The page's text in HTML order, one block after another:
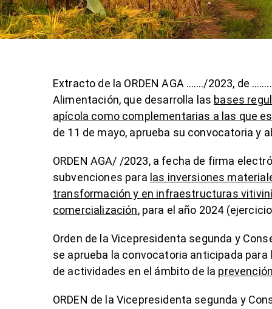
Extracto de la ORDEN AGA ……./2023, de
Alimentación, que desarrolla las bases
apícola como complementarias a las que
de 11 de mayo, aprueba su convocatoria y
ORDEN AGA/ /2023, a fecha de firma
subvenciones para las inversiones
transformación y en infraestructuras
comercialización, para el año 2024
Orden de la Vicepresidenta segunda y
se aprueba la convocatoria anticipada
de actividades en el ámbito de la
ORDEN de la Vicepresidenta segunda y